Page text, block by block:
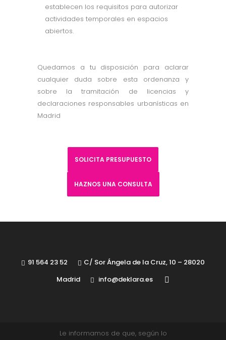
establecen los requisitos para autorizar
actividades temporales en espacios
abiertos.
Quedamos a tu disposición para aclarar
cualquier duda sobre esta ordenanza y
sobre la tramitación de licencias y
declaraciones responsables urbanísticas en
Madrid
SOLICITA PRESUPUESTO
HAZNOS UNA CONSULTA
91 564 23 52
C/ Sor Ángela de la Cruz, 10 – 28020
Madrid
info@deklara.es
Le informamos de que, según lo